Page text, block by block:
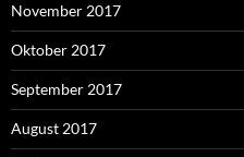
November 2017
Oktober 2017
September 2017
August 2017